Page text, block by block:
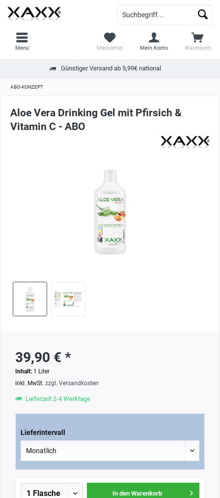
Günstiger Versand ab 5,99€ national
Warenkorb
Merkzettel Mein Konto
Menü
ABO-KONZEPT
Aloe Vera Drinking Gel mit Pfirsich &
Vitamin C - ABO
39,90 € *
Inhalt: 1 Liter
inkl. MwSt. zzgl. Versandkosten
Lieferzeit 2-4 Werktage
Lieferintervall
In den Warenkorb